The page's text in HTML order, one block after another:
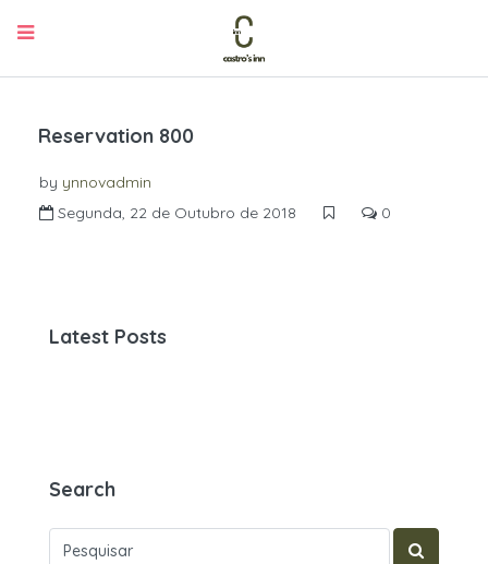
Reservation 800
by ynnovadmin
Segunda, 22 de Outubro de 2018
0
Latest Posts
Search